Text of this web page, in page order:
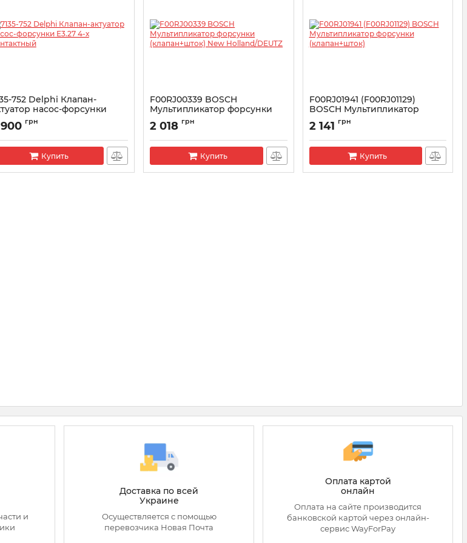
752 Delphi Клапан-
насос-форсунки
4-х контактный
грн
Купить
F00RJ00339 BOSCH
Мультипликатор форсунки
(клапан+шток) New
Holland/DEUTZ
Артикул: F00RJ00339
2 018 грн
Купить
F00RJ01941 (F00RJ01129)
BOSCH Мультипликатор
форсунки (клапан+шток)
Артикул:
2 141 грн
Купить
и
Доставка по всей
Украине
Осуществляется с помощью
перевозчика Новая Почта
Оплата картой
онлайн
Оплата на сайте производится
банковской картой через онлайн-
сервис WayForPay